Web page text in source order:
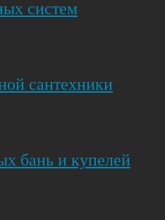
систем
сантехники
бань и купелей